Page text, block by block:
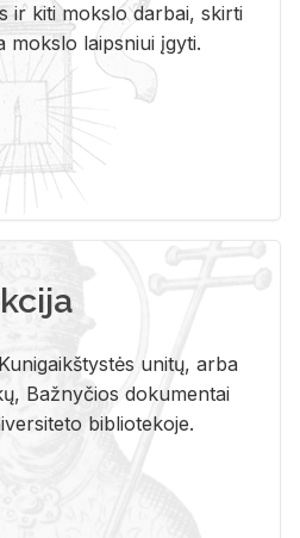
ir kiti mokslo darbai, skirti
mokslo laipsniui įgyti.
unitų, arba
Bažnyčios dokumentai
bibliotekoje.